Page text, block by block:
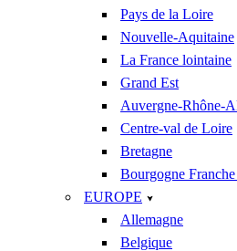
Pays de la Loire
Nouvelle-Aquitaine
La France lointaine
Grand Est
Auvergne-Rhône-
Centre-val de Loire
Bretagne
Bourgogne
EUROPE
Allemagne
Belgique